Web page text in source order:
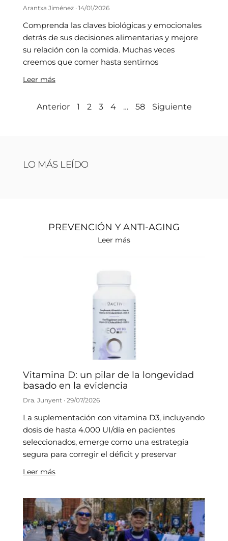
Arantxa Jiménez 14/01/2026
Comprenda las claves biológicas y emocionales
detrás de sus decisiones alimentarias y mejore
su relación con la comida. Muchas veces
creemos que comer hasta sentirnos
Leer más
Anterior 1 2 3 4 … 58 Siguiente
LO MÁS LEÍDO
PREVENCIÓN Y ANTI-AGING
Leer más
Vitamina D: un pilar de la longevidad
basado en la evidencia
Dra. Junyent 29/07/2026
La suplementación con vitamina D3, incluyendo
dosis de hasta 4.000 UI/día en pacientes
seleccionados, emerge como una estrategia
segura para corregir el déficit y preservar
Leer más